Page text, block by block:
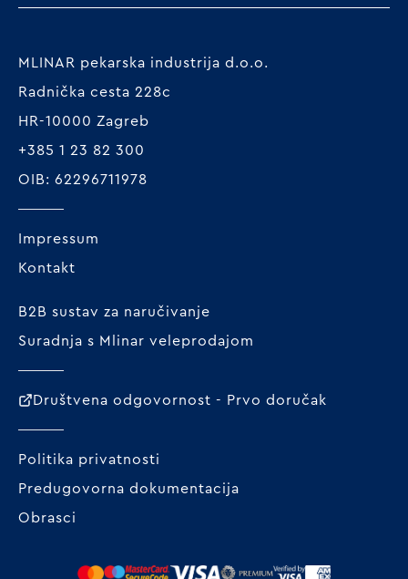
MLINAR pekarska industrija d.o.o.
Radnička cesta 228c
HR-10000 Zagreb
+385 1 23 82 300
OIB: 62296711978
Impressum
Kontakt
B2B sustav za naručivanje
Suradnja s Mlinar veleprodajom
Društvena odgovornost - Prvo doručak
Politika privatnosti
Predugovorna dokumentacija
Obrasci